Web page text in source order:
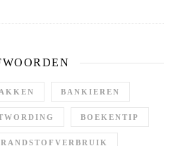
BANKIEREN
BOEKENTIP